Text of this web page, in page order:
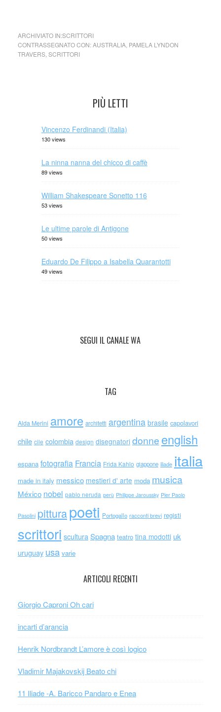
ARCHIVIATO IN:SCRITTORI
CONTRASSEGNATO CON:AUSTRALIA, PAMELA LYNDON
TRAVERS, SCRITTORI
PIÙ LETTI
Vincenzo Ferdinandi (Italia)
130 views
La ninna nanna del chicco di caffè
89 views
William Shakespeare Sonetto 116
53 views
Le ultime parole di Antigone
50 views
Eduardo De Filippo a Isabella Quarantotti
49 views
SEGUI IL CANALE WA
TAG
Alda Merini amore architetti argentina brasile capolavori
chile cile colombia design disegnatori donne english
espana fotografia Francia Frida Kahlo giappone iliade italia
made in italy messico mestieri d' arte moda musica
México nobel pablo neruda perù Philippe Jaroussky Pier Paolo
Pasolini pitturapoeti Portogallo racconti brevi registi
scrittori scultura Spagna teatro tina modotti uk
uruguay usa varie
ARTICOLI RECENTI
Giorgio Caproni Oh cari
incarti d’arancia
Henrik Nordbrandt L’amore è così logico
Vladimir Majakovskij Beato chi
11 Iliade -A. Baricco Pandaro e Enea